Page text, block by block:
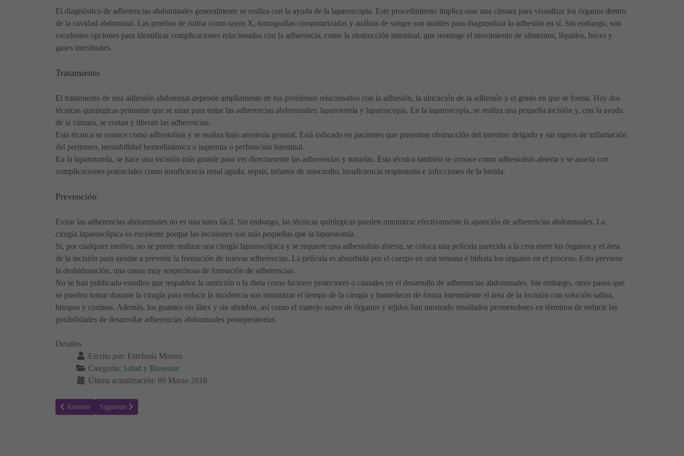
El diagnóstico de adherencias abdominales generalmente se realiza con la ayuda de la laparoscopia. Este procedimiento implica usar una cámara para visualizar los órganos dentro
de la cavidad abdominal. Las pruebas de rutina como rayos X, tomografías computarizadas y análisis de sangre son inútiles para diagnosticar la adhesión en sí. Sin embargo, son
excelentes opciones para identificar complicaciones relacionadas con la adherencia, como la obstrucción intestinal, que restringe el movimiento de alimentos, líquidos, heces y
gases intestinales.
Tratamiento
El tratamiento de una adhesión abdominal depende ampliamente de los problemas relacionados con la adhesión, la ubicación de la adhesión y el grado en que se forma. Hay dos
técnicas quirúrgicas primarias que se usan para tratar las adherencias abdominales: laparotomía y laparoscopia. En la laparoscopía, se realiza una pequeña incisión y, con la ayuda
de la cámara, se cortan y liberan las adherencias.
Esta técnica se conoce como adhesiolisis y se realiza bajo anestesia general. Está indicado en pacientes que presentan obstrucción del intestino delgado y sin signos de inflamación
del peritoneo, inestabilidad hemodinámica o isquemia o perforación intestinal.
En la laparotomía, se hace una incisión más grande para ver directamente las adherencias y tratarlas. Esta técnica también se conoce como adhesiolisis abierta y se asocia con
complicaciones potenciales como insuficiencia renal aguda, sepsis, infartos de miocardio, insuficiencia respiratoria e infecciones de la herida.
Prevención
Evitar las adherencias abdominales no es una tarea fácil. Sin embargo, las técnicas quirúrgicas pueden minimizar efectivamente la aparición de adherencias abdominales. La
cirugía laparoscópica es excelente porque las incisiones son más pequeñas que la laparotomía.
Si, por cualquier motivo, no se puede realizar una cirugía laparoscópica y se requiere una adhesiolisis abierta, se coloca una película parecida a la cera entre los órganos y el área
de la incisión para ayudar a prevenir la formación de nuevas adherencias. La película es absorbida por el cuerpo en una semana e hidrata los órganos en el proceso. Esto previene
la deshidratación, una causa muy sospechosa de formación de adherencias.
No se han publicado estudios que respalden la nutrición o la dieta como factores protectores o causales en el desarrollo de adherencias abdominales. Sin embargo, otros pasos que
se pueden tomar durante la cirugía para reducir la incidencia son minimizar el tiempo de la cirugía y humedecer de forma intermitente el área de la incisión con solución salina,
hisopos y cortinas. Además, los guantes sin látex y sin almidón, así como el manejo suave de órganos y tejidos han mostrado resultados prometedores en términos de reducir las
posibilidades de desarrollar adherencias abdominales postoperatorias.
Detalles
Escrito por: Estefanía Morera
Categoría: Salud y Bienestar
Última actualización: 09 Marzo 2018
Artículo anterior: Tipos de infección por Acanthamoeba
Anterior Artículo siguiente: Qué es el Síndrome de Aarskog y cuáles son sus Síntomas
Siguiente